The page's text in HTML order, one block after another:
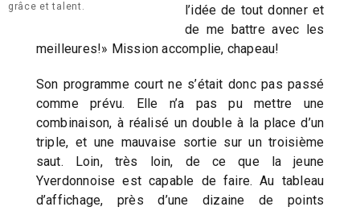
grâce et talent.
l’idée de tout donner et
de me battre avec les
meilleures!» Mission accomplie, chapeau!
Son programme court ne s’était donc pas passé
comme prévu. Elle n’a pas pu mettre une
combinaison, à réalisé un double à la place d’un
triple, et une mauvaise sortie sur un troisième
saut. Loin, très loin, de ce que la jeune
Yverdonnoise est capable de faire. Au tableau
d’affichage, près d’une dizaine de points